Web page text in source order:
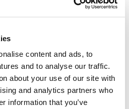
content and ads, to
and to analyse our traffic.
about your use of our site with
and analytics partners who
information that you’ve